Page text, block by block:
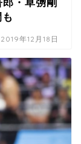
・草彅剛
2019年12月18日